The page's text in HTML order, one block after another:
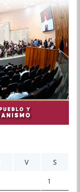
V S
1